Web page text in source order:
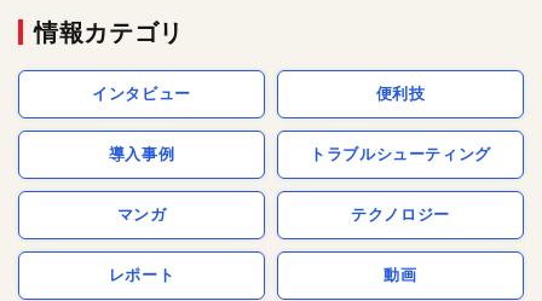
情報カテゴリ
インタビュー 便利技
導入事例 トラブルシューティング
マンガ テクノロジー
レポート 動画